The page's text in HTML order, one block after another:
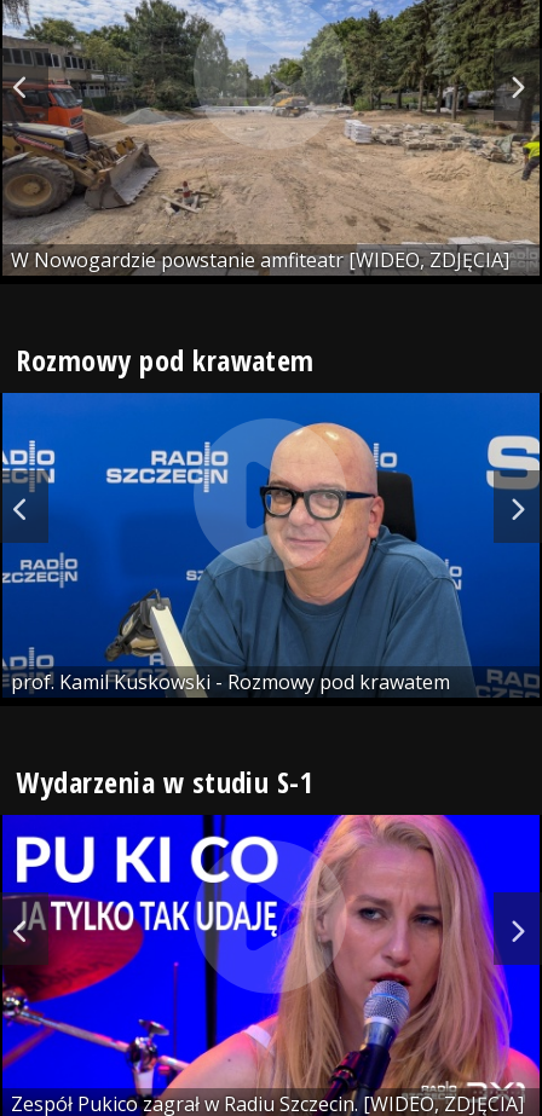
W Nowogardzie powstanie amfiteatr [WIDEO, ZDJĘCIA]
Rozmowy pod krawatem
prof. Kamil Kuskowski - Rozmowy pod krawatem
Wydarzenia w studiu S-1
Zespół Pukico zagrał w Radiu Szczecin. [WIDEO, ZDJĘCIA]